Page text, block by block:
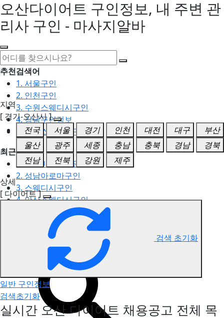
오산다이어트 구인정보, 내 주변 관
리사 구인 - 마사지알바
추천검색어
1. 서울구인
2. 인천구인
3. 수원스웨디시구인
4. 강남구인정보
5. 동탄스웨디시구인
최근검색어
1. 일산마사지구인
2. 성남아로마구인
3. 스웨디시구인
4. 안산스웨디시구인
5. 아로마구인
오산 다이어트 구인정보
지역
[ 경기-오산시 ]
전국
서울 경기 인천 대전 대구
부산
울산
광주 세종 충남 충북 경남
경북
전남
전북 강원
제주
상세
[ 다이어트 ]
검색 초기화
일반 구인정보
검색초기화
실시간 오산 다이어트 채용공고 전체 목